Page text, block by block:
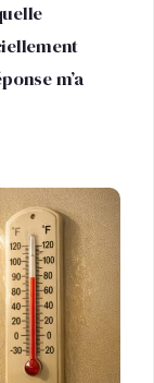
m’a